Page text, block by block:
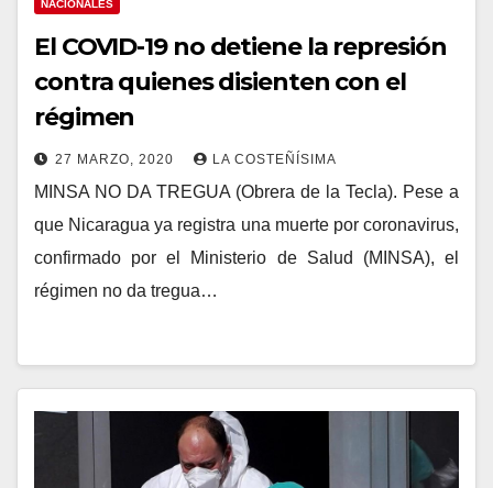
NACIONALES
El COVID-19 no detiene la represión
contra quienes disienten con el
régimen
27 MARZO, 2020 LA COSTEÑÍSIMA
MINSA NO DA TREGUA (Obrera de la Tecla). Pese a
que Nicaragua ya registra una muerte por coronavirus,
confirmado por el Ministerio de Salud (MINSA), el
régimen no da tregua…